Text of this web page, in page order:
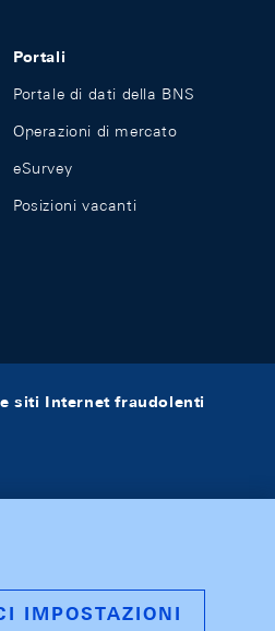
Portali
Portale di dati della BNS
Operazioni di mercato
eSurvey
Posizioni vacanti
siti Internet fraudolenti
IMPOSTAZIONI